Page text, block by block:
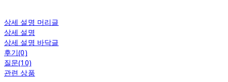
상세 설명 머리글
상세 설명
상세 설명 바닥글
후기(0)
질문(10)
관련 상품